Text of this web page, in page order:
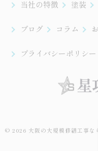
当社の特徴 塗装
ブログ コラム
プライバシーポリシー
© 2026 大阪の大規模修繕工事